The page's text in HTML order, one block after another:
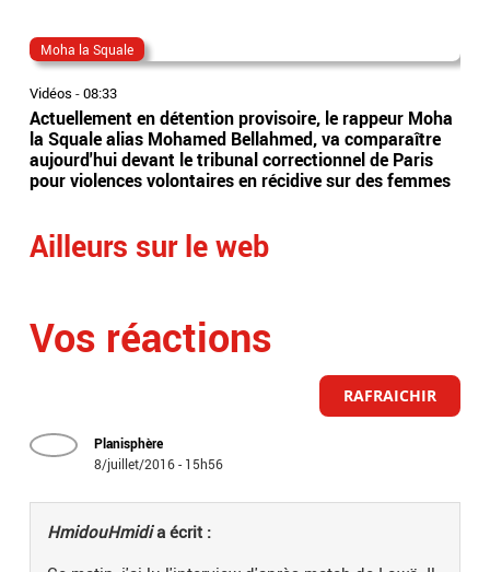
Moha la Squale
Vidéos -08:33
Actuellement en détention provisoire, le rappeur Moha
la Squale alias Mohamed Bellahmed, va comparaître
aujourd'hui devant le tribunal correctionnel de Paris
pour violences volontaires en récidive sur des femmes
Ailleurs sur le web
Vos réactions
RAFRAICHIR
Planisphère
8/juillet/2016 - 15h56
HmidouHmidia écrit :